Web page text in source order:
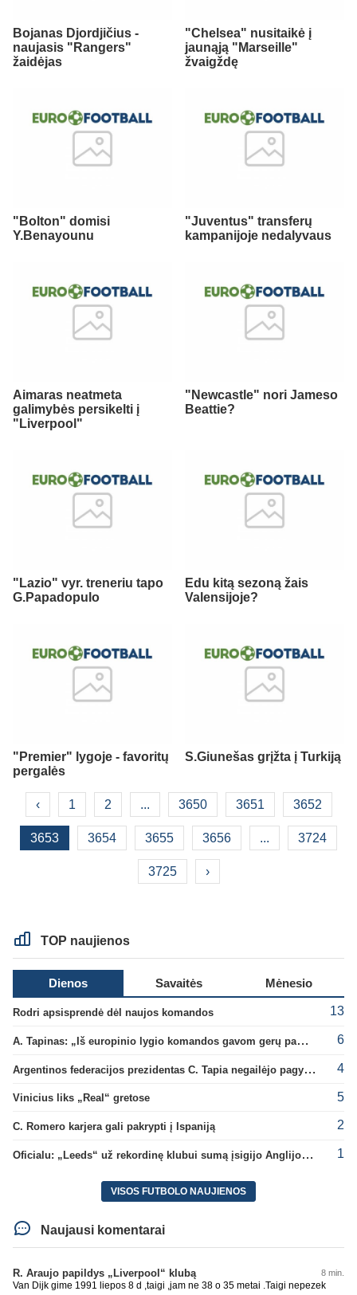
Bojanas Djordjičius -
naujasis "Rangers"
žaidėjas
"Chelsea" nusitaikė į
jaunąją "Marseille"
žvaigždę
"Bolton" domisi
Y.Benayounu
"Juventus" transferų
kampanijoje nedalyvaus
Aimaras neatmeta
galimybės persikelti į
"Liverpool"
"Newcastle" nori Jameso
Beattie?
"Lazio" vyr. treneriu tapo
G.Papadopulo
Edu kitą sezoną žais
Valensijoje?
"Premier" lygoje - favoritų
pergalės
S.Giunešas grįžta į Turkiją
‹ 1 2 ... 3650 3651 3652
3653 3654 3655 3656 ... 3724
3725 ›
TOP naujienos
Dienos Savaitės Mėnesio
Rodri apsisprendė dėl naujos komandos 13
A. Tapinas: „Iš europinio lygio komandos gavom gerų pamokų“ 6
Argentinos federacijos prezidentas C. Tapia negailėjo pagyrų G. Infantino 4
Vinicius liks „Real“ gretose 5
C. Romero karjera gali pakrypti į Ispaniją 2
Oficialu: „Leeds“ už rekordinę klubui sumą įsigijo Anglijos rinktinės vartininką 1
VISOS FUTBOLO NAUJIENOS
Naujausi komentarai
R. Araujo papildys „Liverpool“ klubą 8 min.
Van Dijk gime 1991 liepos 8 d ,taigi ,jam ne 38 o 35 metai .Taigi nepezek